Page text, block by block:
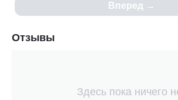
Вперед
Отзывы
Здесь пока ничего